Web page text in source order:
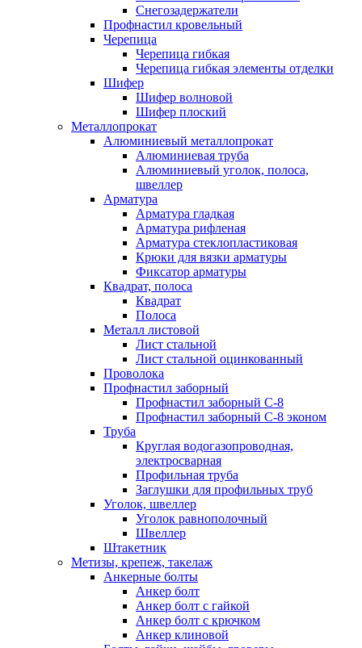
Снегозадержатели
Профнастил кровельный
Черепица
Черепица гибкая
Черепица гибкая элементы отделки
Шифер
Шифер волновой
Шифер плоский
Металлопрокат
Алюминиевый металлопрокат
Алюминиевая труба
Алюминиевый уголок, полоса,
швеллер
Арматура
Арматура гладкая
Арматура рифленая
Арматура стеклопластиковая
Крюки для вязки арматуры
Фиксатор арматуры
Квадрат, полоса
Квадрат
Полоса
Металл листовой
Лист стальной
Лист стальной оцинкованный
Проволока
Профнастил заборный
Профнастил заборный С-8
Профнастил заборный С-8 эконом
Труба
Круглая водогазопроводная,
электросварная
Профильная труба
Заглушки для профильных труб
Уголок, швеллер
Уголок равнополочный
Швеллер
Штакетник
Метизы, крепеж, такелаж
Анкерные болты
Анкер болт
Анкер болт с гайкой
Анкер болт с крючком
Анкер клиновой